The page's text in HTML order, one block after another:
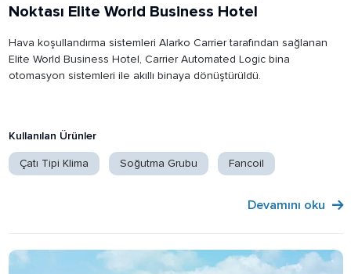
Noktası Elite World Business Hotel
Hava koşullandırma sistemleri Alarko Carrier tarafından sağlanan
Elite World Business Hotel, Carrier Automated Logic bina
otomasyon sistemleri ile akıllı binaya dönüştürüldü.
Kullanılan Ürünler
Çatı Tipi Klima Soğutma Grubu Fancoil
Devamını oku